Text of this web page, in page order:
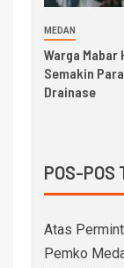
MEDAN
Warga
Semakin
Drainase
POS-POS
Atas
Pemko